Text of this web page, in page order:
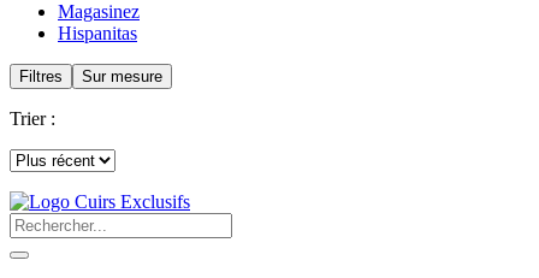
Magasinez
Hispanitas
Filtres Sur mesure
Trier :